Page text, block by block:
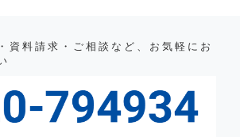
資料請求・ご相談など、お気軽にお